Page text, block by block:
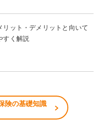
リット・デメリットと向いて
すく解説
険の基礎知識